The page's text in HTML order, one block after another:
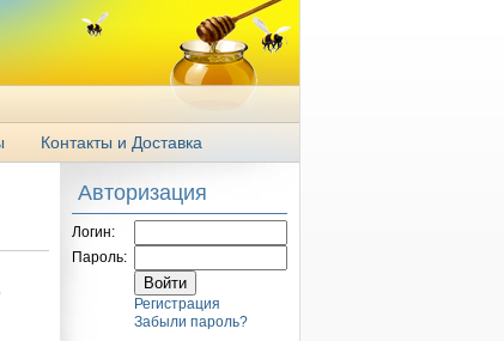
Контакты и Доставка
Авторизация
Логин:
Пароль:
Регистрация
Забыли пароль?